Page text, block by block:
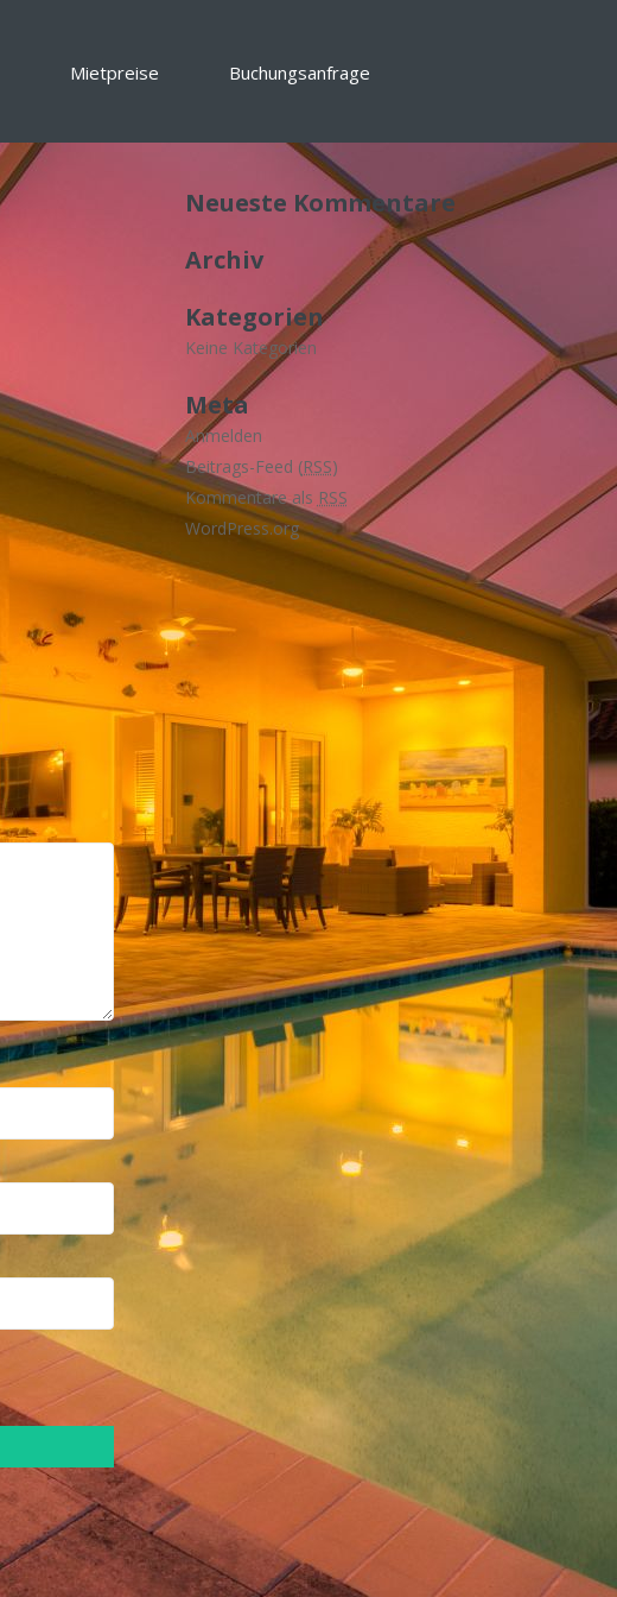
Mietpreise Buchungsanfrage
Neueste Kommentare
Archiv
Kategorien
Keine Kategorien
Meta
Anmelden
Beitrags-Feed (RSS)
Kommentare als RSS
WordPress.org